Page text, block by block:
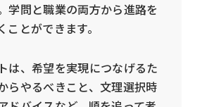
学問と職業の両方から進路を
ことができます。
は、希望を実現につなげるた
らやるべきこと、文理選択時